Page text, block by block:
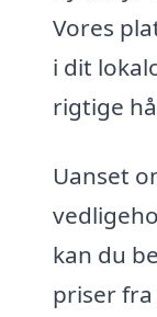
Vores
i dit
rigtige
Uanset
kan du
priser